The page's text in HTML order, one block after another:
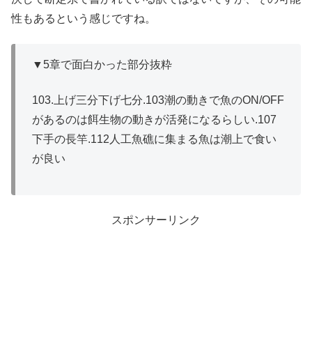
性もあるという感じですね。
▼5章で面白かった部分抜粋
103.上げ三分下げ七分.103潮の動きで魚のON/OFF
があるのは餌生物の動きが活発になるらしい.107
下手の長竿.112人工魚礁に集まる魚は潮上で食い
が良い
スポンサーリンク